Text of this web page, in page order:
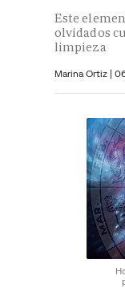
Este
olvidados
limpieza
Marina Ortiz |